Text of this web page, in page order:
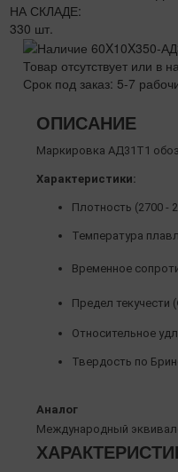
НА СКЛАДЕ:
330 шт.
Товар отсутствует или в
Срок под заказ: 5-7
ОПИСАНИЕ
Маркировка АД31Т1
Характеристики:
Плотность (2700 -
Температура
Временное
Предел текучести (
Относительное
Твердость по
Аналог
Международный